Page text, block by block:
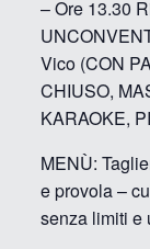
– Ore 13.30
Vico (CON
CHIUSO,
KARAOKE,
MENÙ:
e provola –
senza limiti e